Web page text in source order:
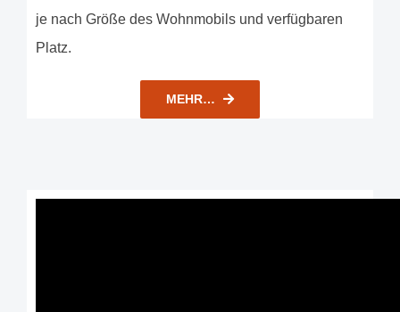
je nach Größe des Wohnmobils und verfügbaren
Platz.
MEHR…